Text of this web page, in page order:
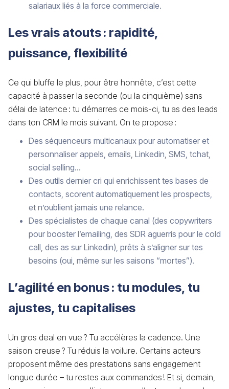
salariaux liés à la force commerciale.
Les vrais atouts : rapidité,
puissance, flexibilité
Ce qui bluffe le plus, pour être honnête, c’est cette
capacité à passer la seconde (ou la cinquième) sans
délai de latence : tu démarres ce mois-ci, tu as des leads
dans ton CRM le mois suivant. On te propose :
Des séquenceurs multicanaux pour automatiser et
personnaliser appels, emails, Linkedin, SMS, tchat,
social selling…
Des outils dernier cri qui enrichissent tes bases de
contacts, scorent automatiquement les prospects,
et n’oublient jamais une relance.
Des spécialistes de chaque canal (des copywriters
pour booster l’emailing, des SDR aguerris pour le cold
call, des as sur Linkedin), prêts à s’aligner sur tes
besoins (oui, même sur les saisons “mortes”).
L’agilité en bonus : tu modules, tu
ajustes, tu capitalises
Un gros deal en vue ? Tu accélères la cadence. Une
saison creuse ? Tu réduis la voilure. Certains acteurs
proposent même des prestations sans engagement
longue durée – tu restes aux commandes ! Et si, demain,